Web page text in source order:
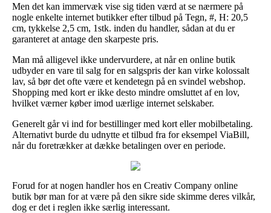
Men det kan immervæk vise sig tiden værd at se nærmere på
nogle enkelte internet butikker efter tilbud på Tegn, #, H: 20,5
cm, tykkelse 2,5 cm, 1stk. inden du handler, sådan at du er
garanteret at antage den skarpeste pris.
Man må alligevel ikke undervurdere, at når en online butik
udbyder en vare til salg for en salgspris der kan virke kolossalt
lav, så bør det ofte være et kendetegn på en svindel webshop.
Shopping med kort er ikke desto mindre omsluttet af en lov,
hvilket værner køber imod uærlige internet selskaber.
Generelt går vi ind for bestillinger med kort eller mobilbetaling.
Alternativt burde du udnytte et tilbud fra for eksempel ViaBill,
når du foretrækker at dække betalingen over en periode.
Forud for at nogen handler hos en Creativ Company online
butik bør man for at være på den sikre side skimme deres vilkår,
dog er det i reglen ikke særlig interessant.